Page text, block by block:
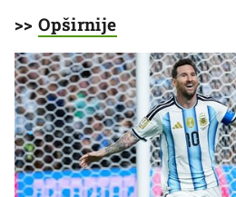
>>Opširnije